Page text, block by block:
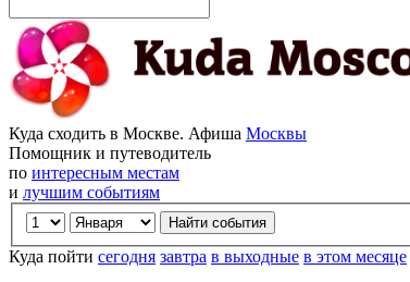
Куда сходить в Москве. Афиша Москвы
Помощник и путеводитель
по интересным местам
и лучшим событиям
Куда пойти сегодня завтра в выходные в этом месяце